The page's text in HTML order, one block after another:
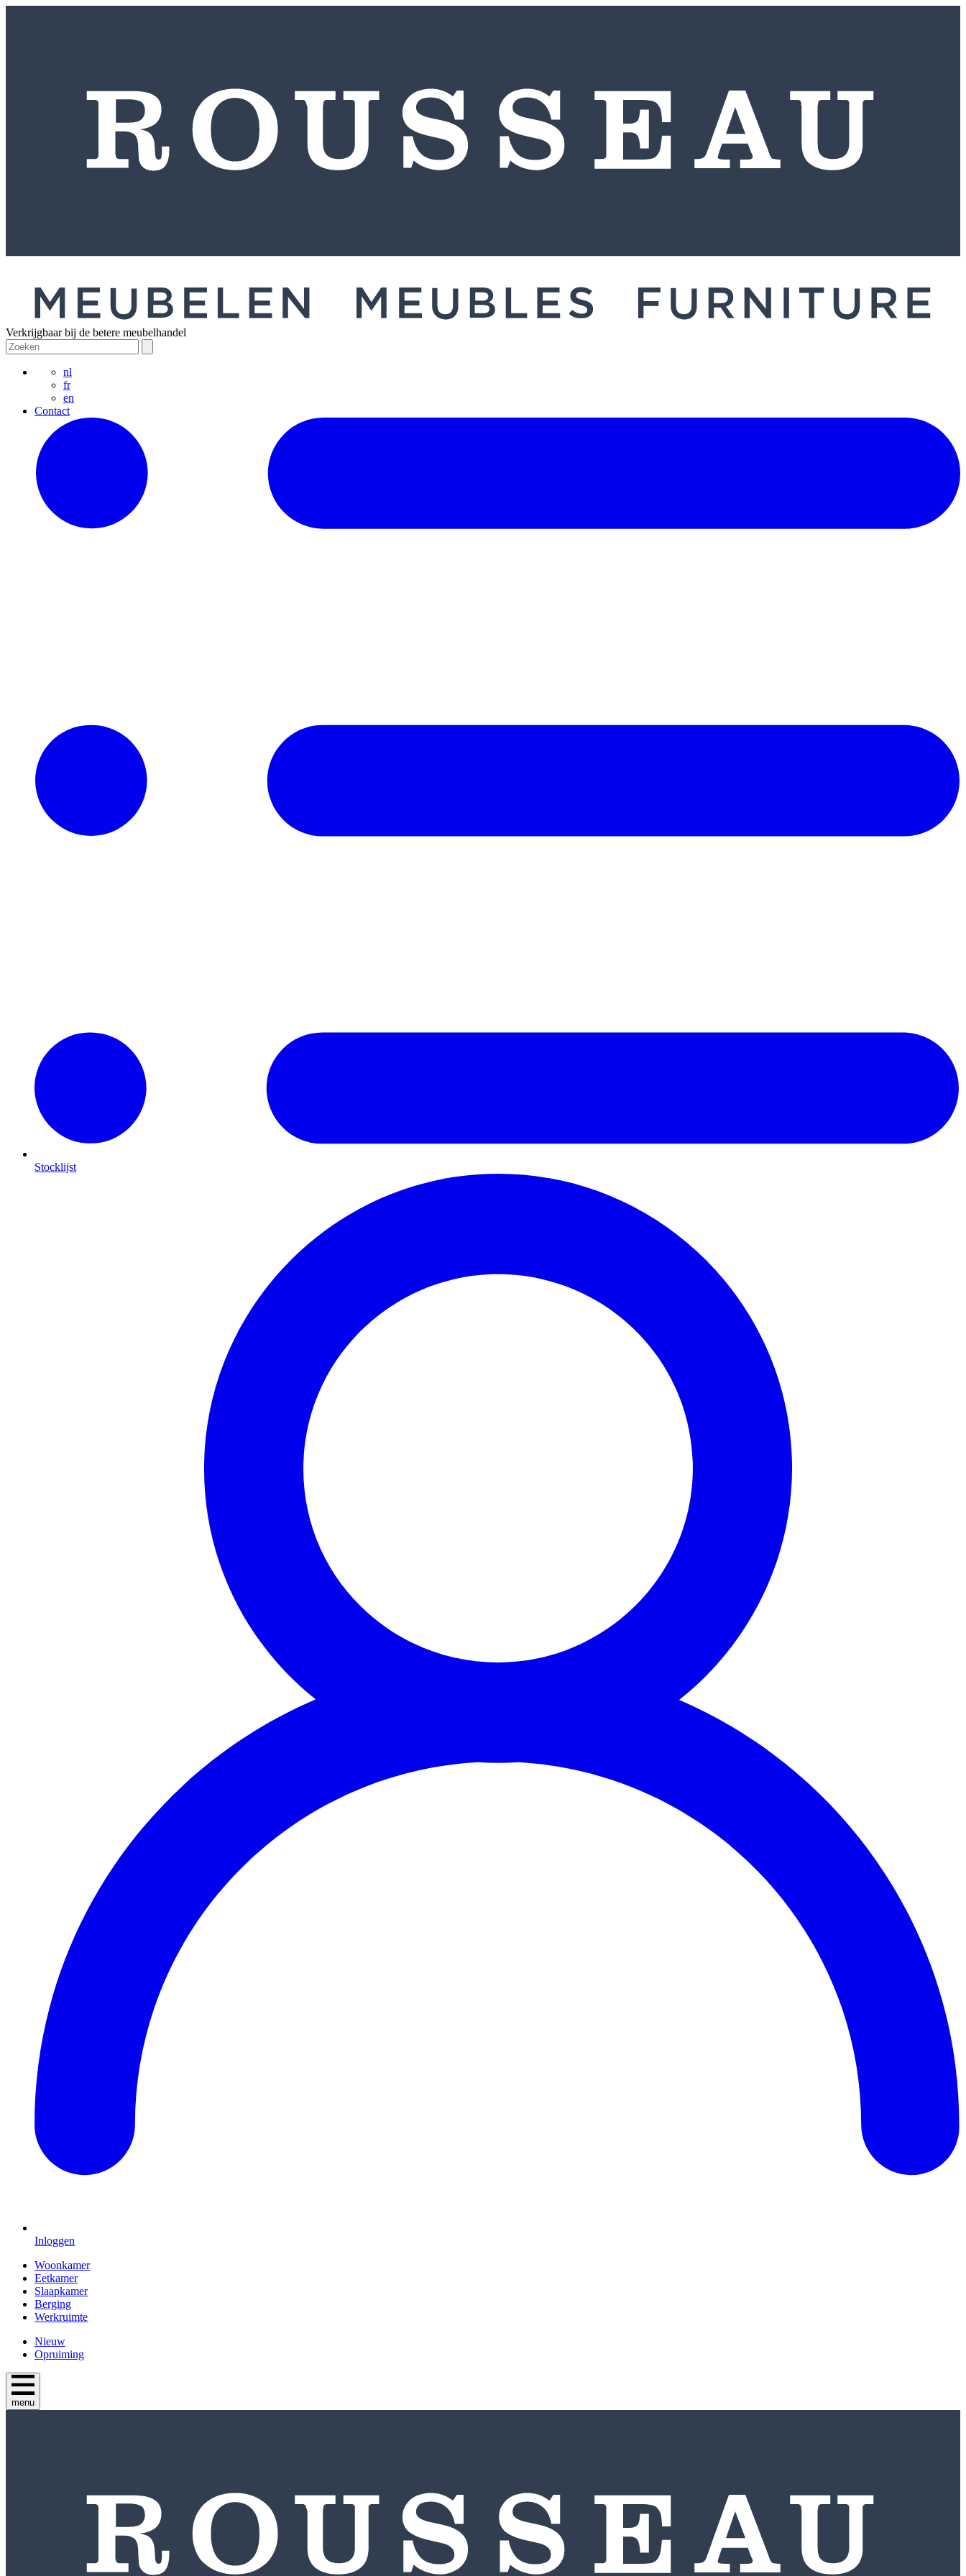
Verkrijgbaar bij de betere meubelhandel
nl
fr
en
Contact
Stocklijst
Inloggen
Woonkamer
Eetkamer
Slaapkamer
Berging
Werkruimte
Nieuw
Opruiming
menu